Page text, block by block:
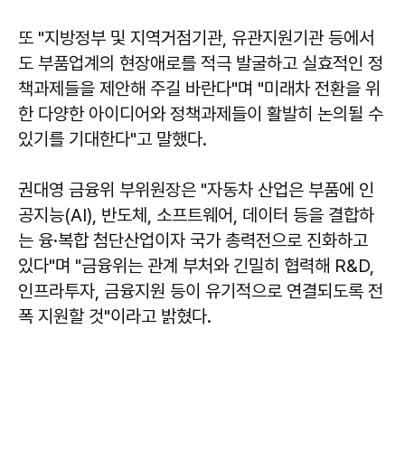
또 "지방정부 및 지역거점기관, 유관지원기관 등에서
도 부품업계의 현장애로를 적극 발굴하고 실효적인 정
책과제들을 제안해 주길 바란다"며 "미래차 전환을 위
한 다양한 아이디어와 정책과제들이 활발히 논의될 수
있기를 기대한다"고 말했다.
권대영 금융위 부위원장은 "자동차 산업은 부품에 인
공지능(AI), 반도체, 소프트웨어, 데이터 등을 결합하
는 융·복합 첨단산업이자 국가 총력전으로 진화하고
있다"며 "금융위는 관계 부처와 긴밀히 협력해 R&D,
인프라투자, 금융지원 등이 유기적으로 연결되도록 전
폭 지원할 것"이라고 밝혔다.